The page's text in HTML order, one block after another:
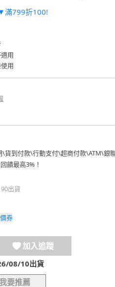
滿799折100!
用
用
\貨到付款\行動支付\超商付款\ATM\銀
饋最高3%！
出貨
券
加入追蹤
08/10出貨
要推薦